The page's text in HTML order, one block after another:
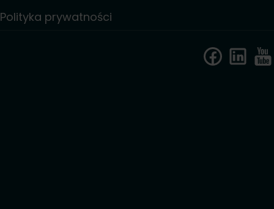
Polityka prywatności